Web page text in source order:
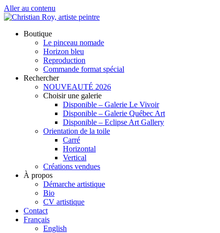
Aller au contenu
Boutique
Le pinceau nomade
Horizon bleu
Reproduction
Commande format spécial
Rechercher
NOUVEAUTÉ 2026
Choisir une galerie
Disponible – Galerie Le Vivoir
Disponible – Galerie Québec Art
Disponible – Eclipse Art Gallery
Orientation de la toile
Carré
Horizontal
Vertical
Créations vendues
À propos
Démarche artistique
Bio
CV artistique
Contact
Français
English
NOUVEAUTÉ 2026